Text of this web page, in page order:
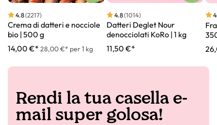
4.8(2217)
Crema di datteri e nocciole
bio | 500 g
14,00 €* 28,00 €* per 1 kg
4.8(1014)
Datteri Deglet Nour
denocciolati KoRo | 1 kg
11,50 €*
Rendi la tua casella e-
mail super golosa!